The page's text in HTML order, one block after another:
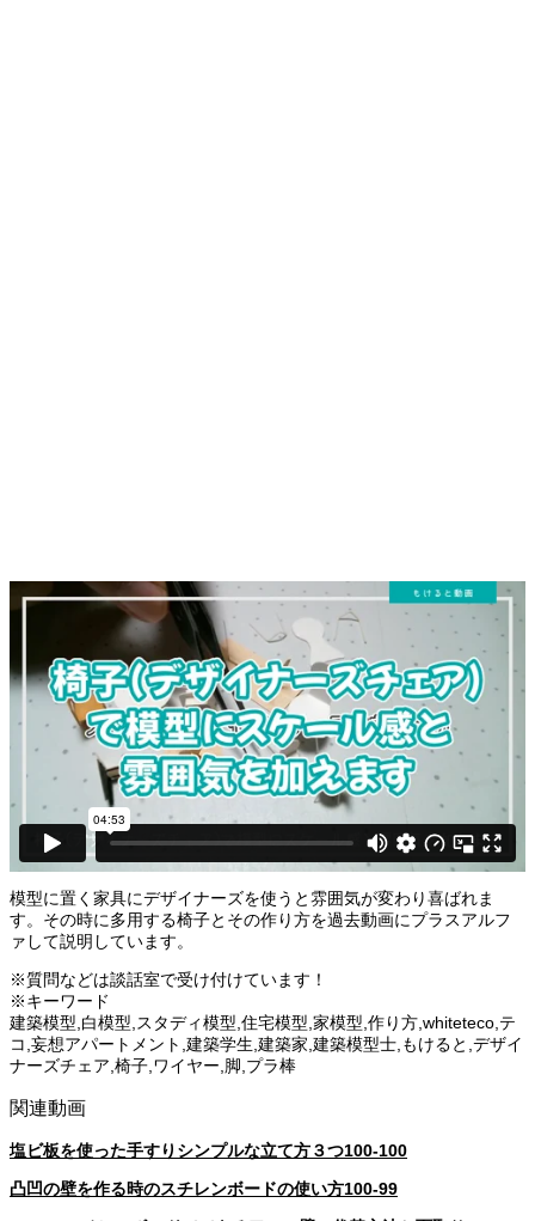
模型に置く家具にデザイナーズを使うと雰囲気が変わり喜ばれま
す。その時に多用する椅子とその作り方を過去動画にプラスアルフ
ァして説明しています。
※質問などは談話室で受け付けています！
※キーワード
建築模型,白模型,スタディ模型,住宅模型,家模型,作り方,whiteteco,テ
コ,妄想アパートメント,建築学生,建築家,建築模型士,もけると,デザイ
ナーズチェア,椅子,ワイヤー,脚,プラ棒
関連動画
塩ビ板を使った手すりシンプルな立て方３つ100-100
凸凹の壁を作る時のスチレンボードの使い方100-99